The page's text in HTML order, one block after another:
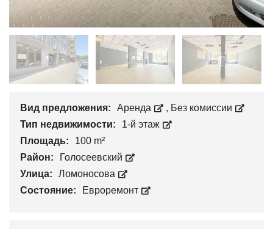
Вид предложения: Аренда , Без комиссии
Тип недвижимости:
1-й этаж
Площадь:
100 m²
Район:
Голосеевский
Улица:
Ломоносова
Состояние:
Евроремонт